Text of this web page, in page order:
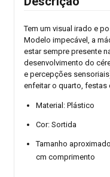
Tem um visual irado e
Modelo impecável, a
estar sempre presente
desenvolvimento do
e percepções
enfeitar o quarto, festas
Material: Plástico
Cor: Sortida
Tamanho
cm comprimento